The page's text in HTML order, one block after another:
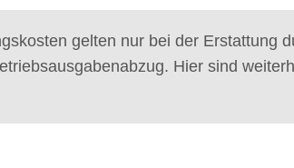
gelten nur bei der Erstattung
Hier sind